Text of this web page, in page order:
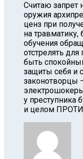
Считаю запрет
оружия
ценз при
на
обучения
отстрелять
быть
защиты себя и
законотворцы
у преступника
и целом